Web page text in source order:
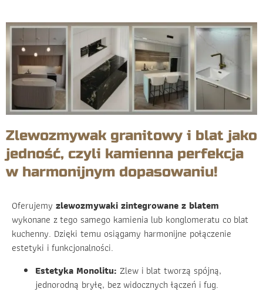
Zlewozmywak granitowy i blat jako
jedność, czyli kamienna perfekcja
w harmonijnym dopasowaniu!
Oferujemy zlewozmywaki zintegrowane z blatem
wykonane z tego samego kamienia lub konglomeratu co blat
kuchenny. Dzięki temu osiągamy harmonijne połączenie
estetyki i funkcjonalności.
Estetyka Monolitu: Zlew i blat tworzą spójną,
jednorodną bryłę, bez widocznych łączeń i fug.